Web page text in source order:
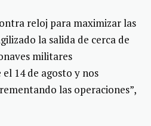
reloj para maximizar las
la salida de cerca de
militares
14 de agosto y nos
las operaciones”,